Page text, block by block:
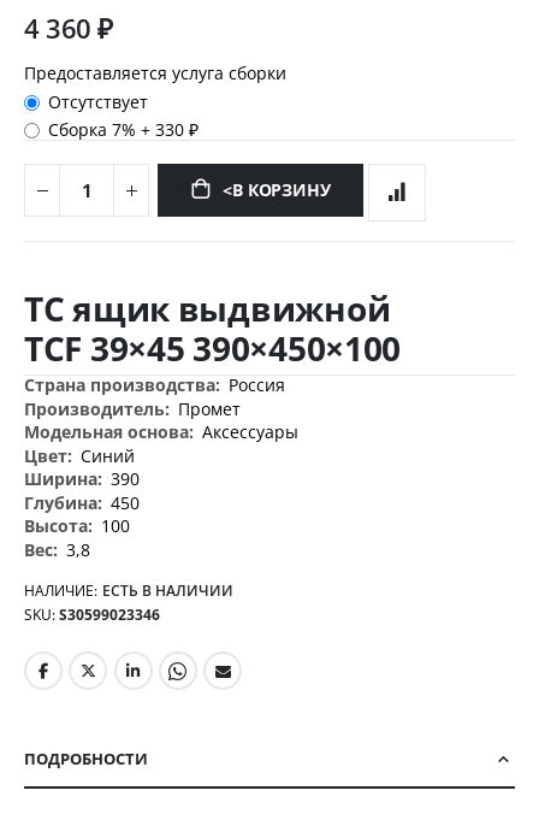
4 360 ₽
Предоставляется услуга сборки
Отсутствует
Сборка 7%+330 ₽
<В КОРЗИНУ
к
началу
изображений
TC ящик выдвижной
TCF 39×45 390×450×100
Дополнительная
информация
Россия
Промет
Аксессуары
Синий
390
450
100
3,8
НАЛИЧИЕ: ЕСТЬ В НАЛИЧИИ
SKU S30599023346
ПОДРОБНОСТИ